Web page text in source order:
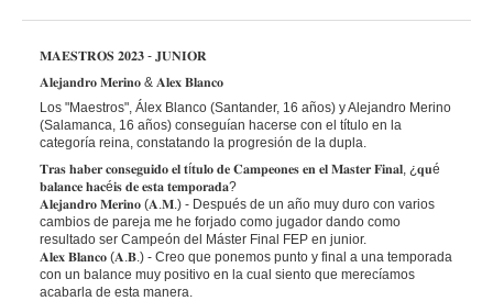
𝐌𝐀𝐄𝐒𝐓𝐑𝐎𝐒 𝟐𝟎𝟐𝟑 - 𝐉𝐔𝐍𝐈𝐎𝐑
𝐀𝐥𝐞𝐣𝐚𝐧𝐝𝐫𝐨 𝐌𝐞𝐫𝐢𝐧𝐨 & 𝐀𝐥𝐞𝐱 𝐁𝐥𝐚𝐧𝐜𝐨
Los "Maestros", Álex Blanco (Santander, 16 años) y Alejandro Merino
(Salamanca, 16 años) conseguían hacerse con el título en la
categoría reina, constatando la progresión de la dupla.
𝐓𝐫𝐚𝐬 𝐡𝐚𝐛𝐞𝐫 𝐜𝐨𝐧𝐬𝐞𝐠𝐮𝐢𝐝𝐨 𝐞𝐥 𝐭í𝐭𝐮𝐥𝐨 𝐝𝐞 𝐂𝐚𝐦𝐩𝐞𝐨𝐧𝐞𝐬 𝐞𝐧 𝐞𝐥 𝐌𝐚𝐬𝐭𝐞𝐫 𝐅𝐢𝐧𝐚𝐥, ¿𝐪𝐮é
𝐛𝐚𝐥𝐚𝐧𝐜𝐞 𝐡𝐚𝐜é𝐢𝐬 𝐝𝐞 𝐞𝐬𝐭𝐚 𝐭𝐞𝐦𝐩𝐨𝐫𝐚𝐝𝐚?
𝐀𝐥𝐞𝐣𝐚𝐧𝐝𝐫𝐨 𝐌𝐞𝐫𝐢𝐧𝐨 (𝐀.𝐌.) - Después de un año muy duro con varios
cambios de pareja me he forjado como jugador dando como
resultado ser Campeón del Máster Final FEP en junior.
𝐀𝐥𝐞𝐱 𝐁𝐥𝐚𝐧𝐜𝐨 (𝐀.𝐁.) - Creo que ponemos punto y final a una temporada
con un balance muy positivo en la cual siento que merecíamos
acabarla de esta manera.